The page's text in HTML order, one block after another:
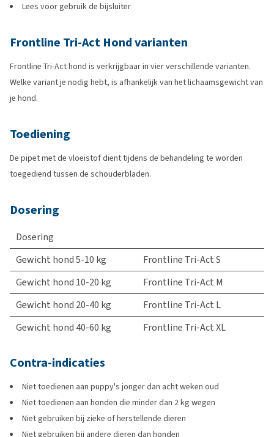
Lees voor gebruik de bijsluiter
Frontline Tri-Act Hond varianten
Frontline Tri-Act hond is verkrijgbaar in vier verschillende varianten.
Welke variant je nodig hebt, is afhankelijk van het lichaamsgewicht van
je hond.
Toediening
De pipet met de vloeistof dient tijdens de behandeling te worden
toegediend tussen de schouderbladen.
Dosering
Dosering
Gewicht hond 5-10 kg
Frontline Tri-Act S
Gewicht hond 10-20 kg
Frontline Tri-Act M
Gewicht hond 20-40 kg
Frontline Tri-Act L
Gewicht hond 40-60 kg
Frontline Tri-Act XL
Contra-indicaties
Niet toedienen aan puppy's jonger dan acht weken oud
Niet toedienen aan honden die minder dan 2 kg wegen
Niet gebruiken bij zieke of herstellende dieren
Niet gebruiken bij andere dieren dan honden